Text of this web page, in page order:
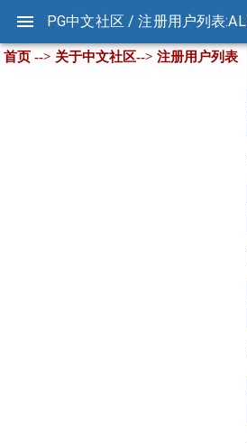
PG中文社区 / 注册用户列表
首页 --> 关于中文社区--> 注册用户列表